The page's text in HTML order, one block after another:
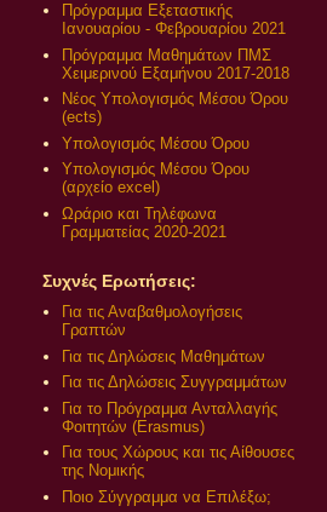
Πρόγραμμα Εξεταστικής
Ιανουαρίου - Φεβρουαρίου 2021
Πρόγραμμα Μαθημάτων ΠΜΣ
Χειμερινού Εξαμήνου 2017-2018
Νέος Υπολογισμός Μέσου Όρου
(ects)
Υπολογισμός Μέσου Όρου
Υπολογισμός Μέσου Όρου
(αρχείο excel)
Ωράριο και Τηλέφωνα
Γραμματείας 2020-2021
Συχνές Ερωτήσεις:
Για τις Αναβαθμολογήσεις
Γραπτών
Για τις Δηλώσεις Μαθημάτων
Για τις Δηλώσεις Συγγραμμάτων
Για το Πρόγραμμα Ανταλλαγής
Φοιτητών (Erasmus)
Για τους Χώρους και τις Αίθουσες
της Νομικής
Ποιο Σύγγραμμα να Επιλέξω;